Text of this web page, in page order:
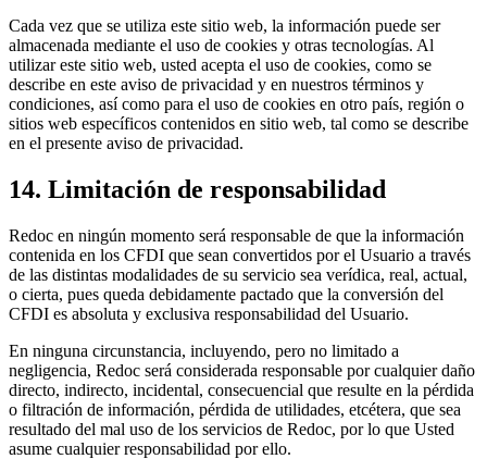
Cada vez que se utiliza este sitio web, la información puede ser
almacenada mediante el uso de cookies y otras tecnologías. Al
utilizar este sitio web, usted acepta el uso de cookies, como se
describe en este aviso de privacidad y en nuestros términos y
condiciones, así como para el uso de cookies en otro país, región o
sitios web específicos contenidos en sitio web, tal como se describe
en el presente aviso de privacidad.
14. Limitación de responsabilidad
Redoc en ningún momento será responsable de que la información
contenida en los CFDI que sean convertidos por el Usuario a través
de las distintas modalidades de su servicio sea verídica, real, actual,
o cierta, pues queda debidamente pactado que la conversión del
CFDI es absoluta y exclusiva responsabilidad del Usuario.
En ninguna circunstancia, incluyendo, pero no limitado a
negligencia, Redoc será considerada responsable por cualquier daño
directo, indirecto, incidental, consecuencial que resulte en la pérdida
o filtración de información, pérdida de utilidades, etcétera, que sea
resultado del mal uso de los servicios de Redoc, por lo que Usted
asume cualquier responsabilidad por ello.